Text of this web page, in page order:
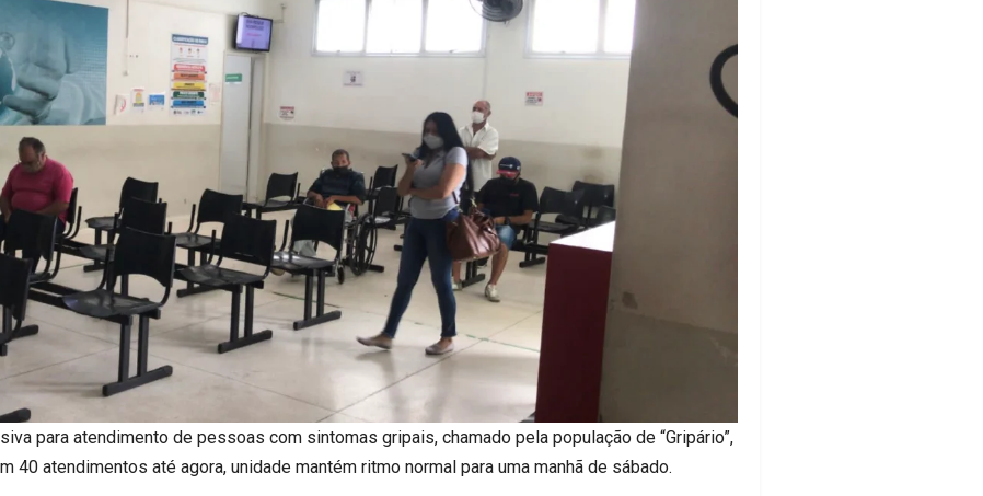
para atendimento de pessoas com sintomas gripais, chamado pela população de “Gripário”,
40 atendimentos até agora, unidade mantém ritmo normal para uma manhã de sábado.